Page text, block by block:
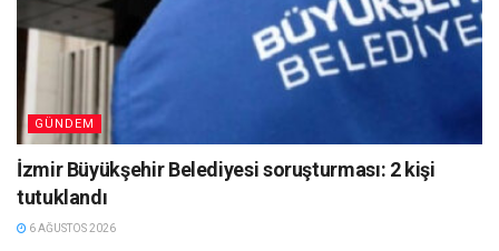
GÜNDEM
İzmir Büyükşehir Belediyesi soruşturması: 2 kişi
tutuklandı
6 AĞUSTOS 2026